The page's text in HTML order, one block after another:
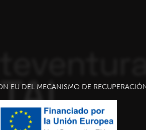
EU DEL MECANISMO DE